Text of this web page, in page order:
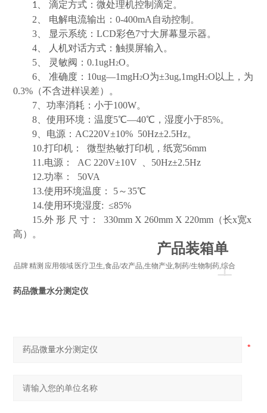
1、
滴定方式：微处理机控制滴定。
2、 电解电流输出：0-400mA自动控制。
3、 显示系统：LCD彩色7寸大屏幕显示器。
4、 人机对话方式：触摸屏输入。
5、 灵敏阀：0.1ugH2O。
6、 准确度：10ug—1mgH2O为±3ug,1mgH2O以上，为
0.3%（不含进样误差）。
7、功率消耗：小于100W。
8、使用环境：温度5℃—40℃，湿度小于85%。
9、电源：AC220V±10% 50Hz±2.5Hz。
10.打印机： 微型热敏打印机，纸宽56mm
11.电源： AC 220V±10V 、50Hz±2.5Hz
12.功率： 50VA
13.使用环境温度： 5～35℃
14.使用环境湿度: ≤85%
15.外 形 尺 寸： 330mm X 260mm X 220mm（长x宽x
高）。
产品装箱单
+
品牌精测 应用领域 医疗卫生,食品/农产品,生物产业,制药/生物制药,综合
药品微量水分测定仪